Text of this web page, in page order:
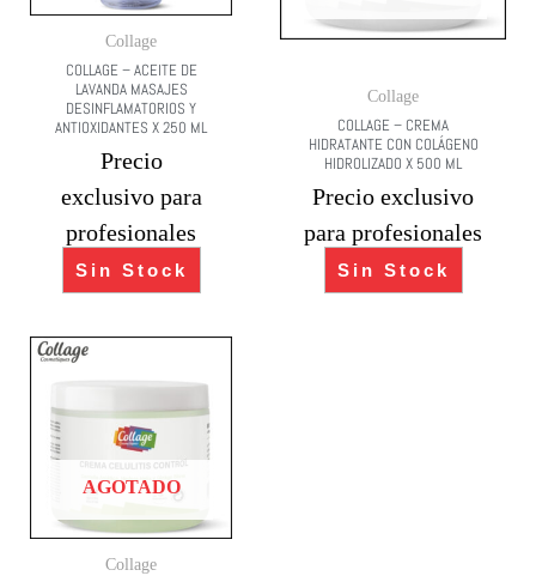
Collage
COLLAGE – ACEITE DE
LAVANDA MASAJES
DESINFLAMATORIOS Y
ANTIOXIDANTES X 250 ML
Precio
exclusivo para
profesionales
Sin Stock
Collage
COLLAGE – CREMA
HIDRATANTE CON COLÁGENO
HIDROLIZADO X 500 ML
Precio exclusivo
para profesionales
Sin Stock
AGOTADO
Collage